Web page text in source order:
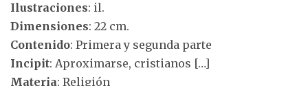
Ilustraciones: il.
Dimensiones: 22 cm.
Contenido: Primera y segunda parte
Incipit: Aproximarse, cristianos […]
Materia: Religión